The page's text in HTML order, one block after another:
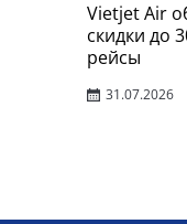
Vietjet Air
скидки до
рейсы
31.07.2026